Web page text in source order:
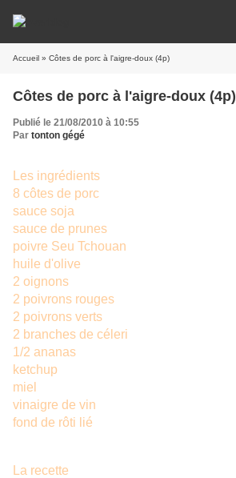
Accueil » Côtes de porc à l'aigre-doux (4p)
Côtes de porc à l'aigre-doux (4p)
Publié le 21/08/2010 à 10:55
Par tonton gégé
Les ingrédients
8 côtes de porc
sauce soja
sauce de prunes
poivre Seu Tchouan
huile d'olive
2 oignons
2 poivrons rouges
2 poivrons verts
2 branches de céleri
1/2 ananas
ketchup
miel
vinaigre de vin
fond de rôti lié
La recette